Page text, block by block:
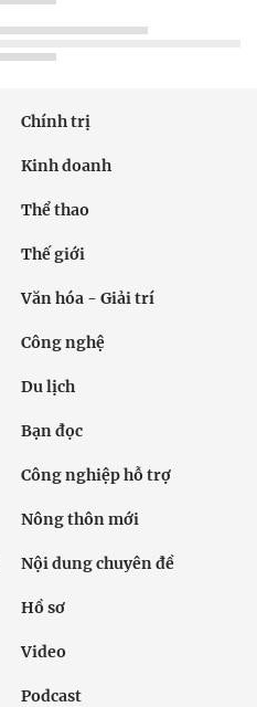
Chính trị
Kinh doanh
Thể thao
Thế giới
Văn hóa - Giải trí
Công nghệ
Du lịch
Bạn đọc
Công nghiệp hỗ trợ
Nông thôn mới
Nội dung chuyên đề
Hồ sơ
Video
Podcast